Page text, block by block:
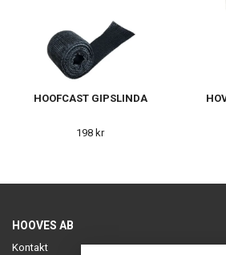
HOOFCAST GIPSLINDA
198 kr
HOOVES AB
Kontakt